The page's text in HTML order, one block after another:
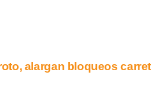
alargan bloqueos